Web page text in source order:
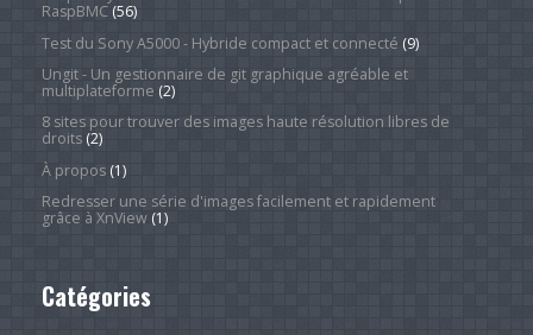
RaspBMC(56)
Test du Sony A5000 - Hybride compact et connecté (9)
Ungit - Un gestionnaire de git graphique agréable et
multiplateforme (2)
8 sites pour trouver des images haute résolution libres de
droits(2)
À propos(1)
Redresser une série d'images facilement et rapidement
grâce à XnView(1)
Catégories